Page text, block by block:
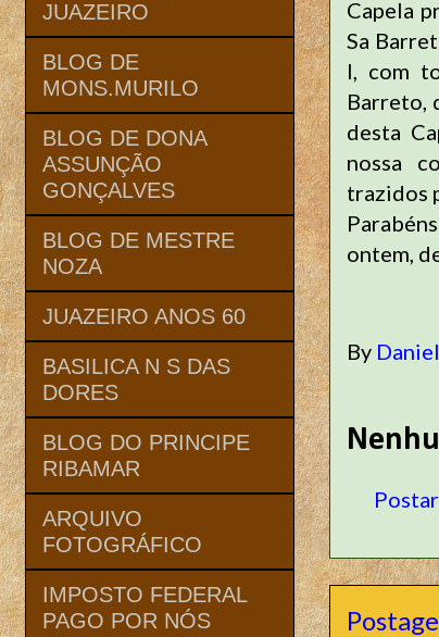
Capela
Sa
I, com
Barreto,
desta
nossa
trazidos
ontem,
By
JUAZEIRO
BLOG DE
MONS.MURILO
BLOG DE DONA
ASSUNÇÃO
GONÇALVES
BLOG DE MESTRE
NOZA
JUAZEIRO ANOS 60
BASILICA N S DAS
DORES
BLOG DO PRINCIPE
RIBAMAR
ARQUIVO
FOTOGRÁFICO
IMPOSTO FEDERAL
PAGO POR NÓS